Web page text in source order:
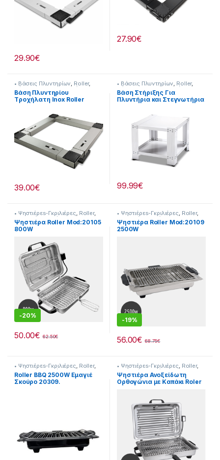
29.90€
27.90€
• Βάσεις Πλυντηρίων, Roller,
Βάσεις Οικιακ. Συσκευών
Βάση Πλυντηρίου
Tροχήλατη Inox Roller
39.00€
• Βάσεις Πλυντηρίων, Roller,
Βάσεις Οικιακ. Συσκευών
Βάση Στήριξης Για
Πλυντήρια και Στεγνωτήρια
Ύψος: 50 cm 25932004
99.99€
• Ψηστιέρεs-Γκριλιέρες, Roller,
Συσκευές Κουζίνας
Ψηστιέρα Roller Mod:20105
800W
-20%
50.00€ 62.50€
• Ψηστιέρεs-Γκριλιέρες, Roller,
Συσκευές Κουζίνας
Ψηστιέρα Roller Mod:20109
2500W
-19%
56.00€ 68.75€
• Ψηστιέρεs-Γκριλιέρες, Roller,
Συσκευές Κουζίνας
Roller BBQ 2500W Εμαγιέ
Σκούρο 20309.
• Ψηστιέρεs-Γκριλιέρες, Roller,
Συσκευές Κουζίνας
Ψηστιέρα Ανοξείδωτη
Ορθογώνια με Καπάκι Roler